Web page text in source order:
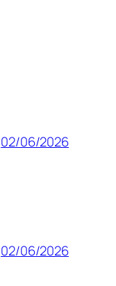
02/06/2026
02/06/2026